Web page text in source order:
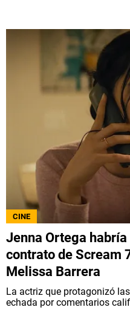
CINE
Jenna Ortega
contrato de Scream
Melissa Barrera
La actriz que protagonizó
echada por comentarios